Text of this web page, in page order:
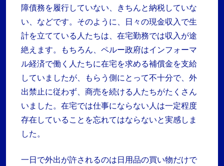
障債務を履行していない、きちんと納税していな
い、などです。そのように、日々の現金収入で生
計を立てている人たちは、在宅勤務では収入が途
絶えます。もちろん、ペルー政府はインフォーマ
ル経済で働く人たちに在宅を求める補償金を支給
していましたが、もらう側にとって不十分で、外
出禁止に従わず、商売を続ける人たちがたくさん
いました。在宅では仕事にならない人は一定程度
存在していることを忘れてはならないと実感しま
した。
一日で外出が許されるのは日用品の買い物だけで